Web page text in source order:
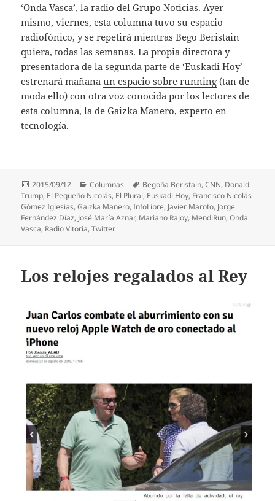
‘Onda Vasca’, la radio del Grupo Noticias. Ayer
mismo, viernes, esta columna tuvo su espacio
radiofónico, y se repetirá mientras Bego Beristain
quiera, todas las semanas. La propia directora y
presentadora de la segunda parte de ‘Euskadi Hoy’
estrenará mañanaun espacio sobre running (tan de
moda ello) con otra voz conocida por los lectores de
esta columna, la de Gaizka Manero, experto en
tecnología.
Publicado
el
2015/09/12 Categorías
Columnas Etiquetas
Begoña Beristain,CNN, Donald
Trump, El Pequeño Nicolás, El Plural, Euskadi Hoy, Francisco Nicolás
Gómez Iglesias,Gaizka Manero,InfoLibre, Javier Maroto, Jorge
Fernández Díaz, José María Aznar, Mariano Rajoy, MendiRun,Onda
Vasca, Radio Vitoria,Twitter
Los relojes regalados al Rey